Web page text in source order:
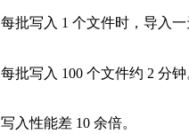
每批写入 1 个文件时，导入
每批写入 100 个文件约 2 分
写入性能差 10 余倍。